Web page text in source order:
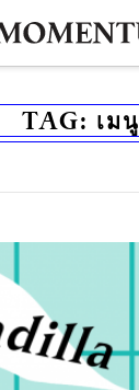
TAG: เมนู